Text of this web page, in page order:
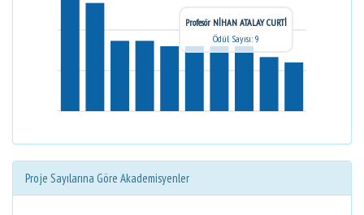
Profesör NİHAN ATALAY CURTİ
Ödül Sayısı: 9
Proje Sayılarına Göre Akademisyenler